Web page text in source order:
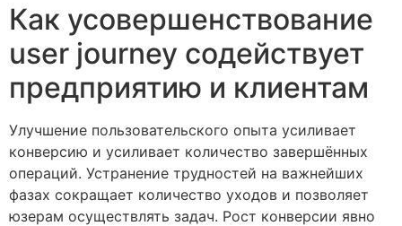
Как усовершенствование
user journey содействует
предприятию и клиентам
Улучшение пользовательского опыта усиливает
конверсию и усиливает количество завершённых
операций. Устранение трудностей на важнейших
фазах сокращает количество уходов и позволяет
юзерам осуществлять задач. Рост конверсии явно